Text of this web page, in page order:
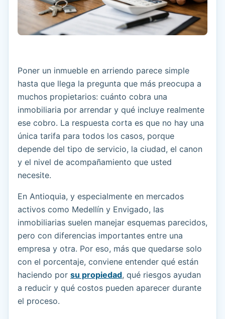
Poner un inmueble en arriendo parece simple
hasta que llega la pregunta que más preocupa a
muchos propietarios: cuánto cobra una
inmobiliaria por arrendar y qué incluye realmente
ese cobro. La respuesta corta es que no hay una
única tarifa para todos los casos, porque
depende del tipo de servicio, la ciudad, el canon
y el nivel de acompañamiento que usted
necesite.
En Antioquia, y especialmente en mercados
activos como Medellín y Envigado, las
inmobiliarias suelen manejar esquemas parecidos,
pero con diferencias importantes entre una
empresa y otra. Por eso, más que quedarse solo
con el porcentaje, conviene entender qué están
haciendo por su propiedad, qué riesgos ayudan
a reducir y qué costos pueden aparecer durante
el proceso.